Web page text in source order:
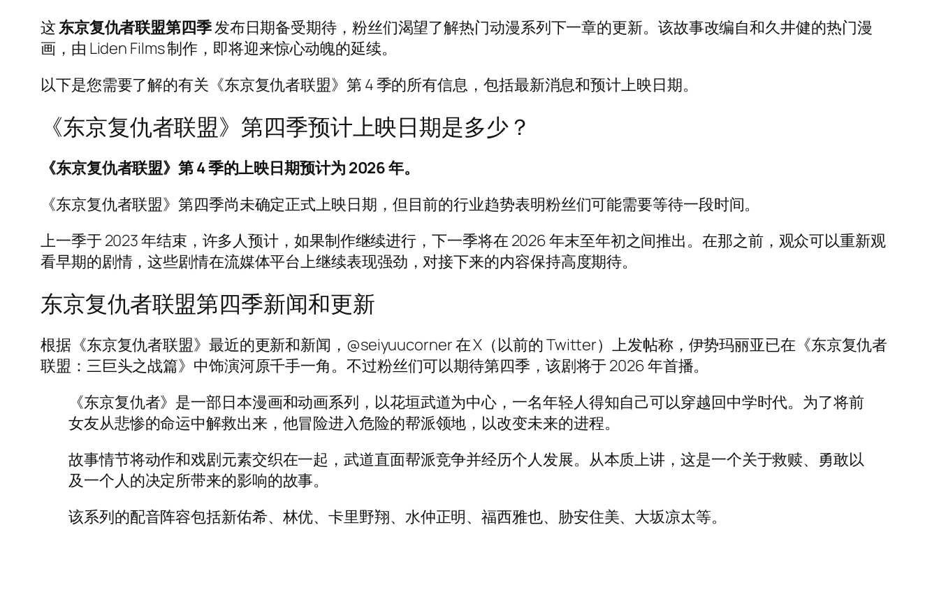
这东京复仇者联盟第四季发布日期备受期待，粉丝们渴望了解热门动漫系列下一章的更新。该故事改编自和久井健的热门漫
画，由 Liden Films 制作，即将迎来惊心动魄的延续。
以下是您需要了解的有关《东京复仇者联盟》第 4 季的所有信息，包括最新消息和预计上映日期。
《东京复仇者联盟》第四季预计上映日期是多少？
《东京复仇者联盟》第 4 季的上映日期预计为 2026 年。
《东京复仇者联盟》第四季尚未确定正式上映日期，但目前的行业趋势表明粉丝们可能需要等待一段时间。
上一季于 2023 年结束，许多人预计，如果制作继续进行，下一季将在 2026 年末至年初之间推出。在那之前，观众可以重新观
看早期的剧情，这些剧情在流媒体平台上继续表现强劲，对接下来的内容保持高度期待。
东京复仇者联盟第四季新闻和更新
根据《东京复仇者联盟》最近的更新和新闻，@seiyuucorner 在 X（以前的 Twitter）上发帖称，伊势玛丽亚已在《东京复仇者
联盟：三巨头之战篇》中饰演河原千手一角。不过粉丝们可以期待第四季，该剧将于 2026 年首播。
《东京复仇者》是一部日本漫画和动画系列，以花垣武道为中心，一名年轻人得知自己可以穿越回中学时代。为了将前
女友从悲惨的命运中解救出来，他冒险进入危险的帮派领地，以改变未来的进程。
故事情节将动作和戏剧元素交织在一起，武道直面帮派竞争并经历个人发展。从本质上讲，这是一个关于救赎、勇敢以
及一个人的决定所带来的影响的故事。
该系列的配音阵容包括新佑希、林优、卡里野翔、水仲正明、福西雅也、胁安住美、大坂凉太等。